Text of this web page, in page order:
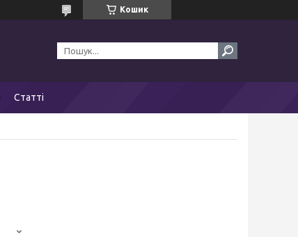
Кошик
Статті